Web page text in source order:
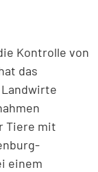
Kontrolle von
das
Tiere mit
einem